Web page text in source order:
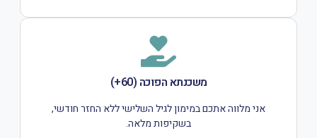
משכנתא הפוכה (60+)
אני מלווה אתכם במימון לגיל השלישי ללא החזר חודשי,
בשקיפות מלאה.